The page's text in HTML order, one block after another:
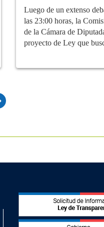
Luego de un extenso
las 23:00 horas, la
de la Cámara de
proyecto de Ley que